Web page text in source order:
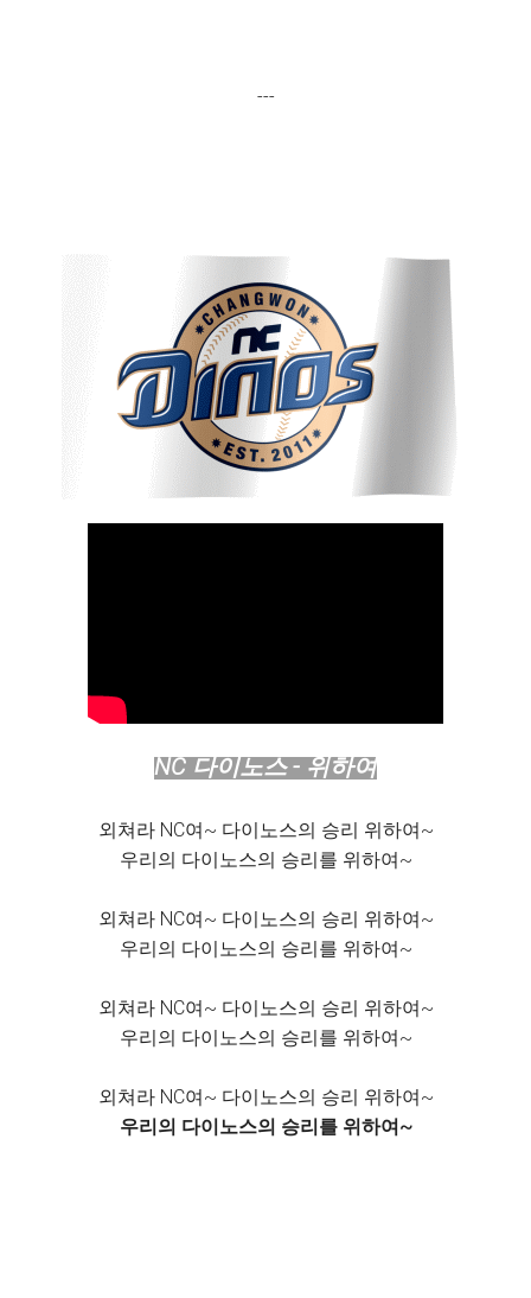
---
NC 다이노스 - 위하여
외쳐라 NC여~ 다이노스의 승리 위하여~
우리의 다이노스의 승리를 위하여~
외쳐라 NC여~ 다이노스의 승리 위하여~
우리의 다이노스의 승리를 위하여~
외쳐라 NC여~ 다이노스의 승리 위하여~
우리의 다이노스의 승리를 위하여~
외쳐라 NC여~ 다이노스의 승리 위하여~
우리의 다이노스의 승리를 위하여~